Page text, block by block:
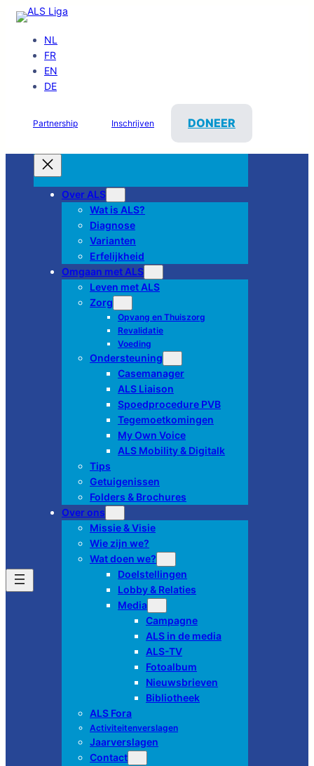
NL
FR
EN
DE
Partnership Inschrijven DONEER
Over ALS
Wat is ALS?
Diagnose
Varianten
Erfelijkheid
Omgaan met ALS
Leven met ALS
Zorg
Opvang en Thuiszorg
Revalidatie
Voeding
Ondersteuning
Casemanager
ALS Liaison
Spoedprocedure PVB
Tegemoetkomingen
My Own Voice
ALS Mobility & Digitalk
Tips
Getuigenissen
Folders & Brochures
Over ons
Missie & Visie
Wie zijn we?
Wat doen we?
Doelstellingen
Lobby & Relaties
Media
Campagne
ALS in de media
ALS-TV
Fotoalbum
Nieuwsbrieven
Bibliotheek
ALS Fora
Activiteitenverslagen
Jaarverslagen
Contact